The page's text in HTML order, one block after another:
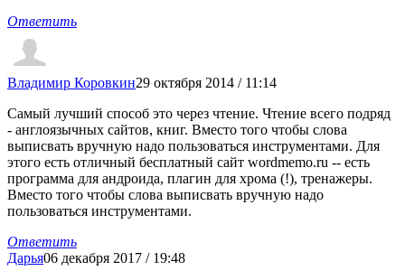
Ответить
Владимир Коровкин29 октября 2014 / 11:14
Самый лучший способ это через чтение. Чтение всего подряд
- англоязычных сайтов, книг. Вместо того чтобы слова
выписвать вручную надо пользоваться инструментами. Для
этого есть отличный бесплатный сайт wordmemo.ru -- есть
программа для андроида, плагин для хрома (!), тренажеры.
Вместо того чтобы слова выписвать вручную надо
пользоваться инструментами.
Ответить
Дарья06 декабря 2017 / 19:48